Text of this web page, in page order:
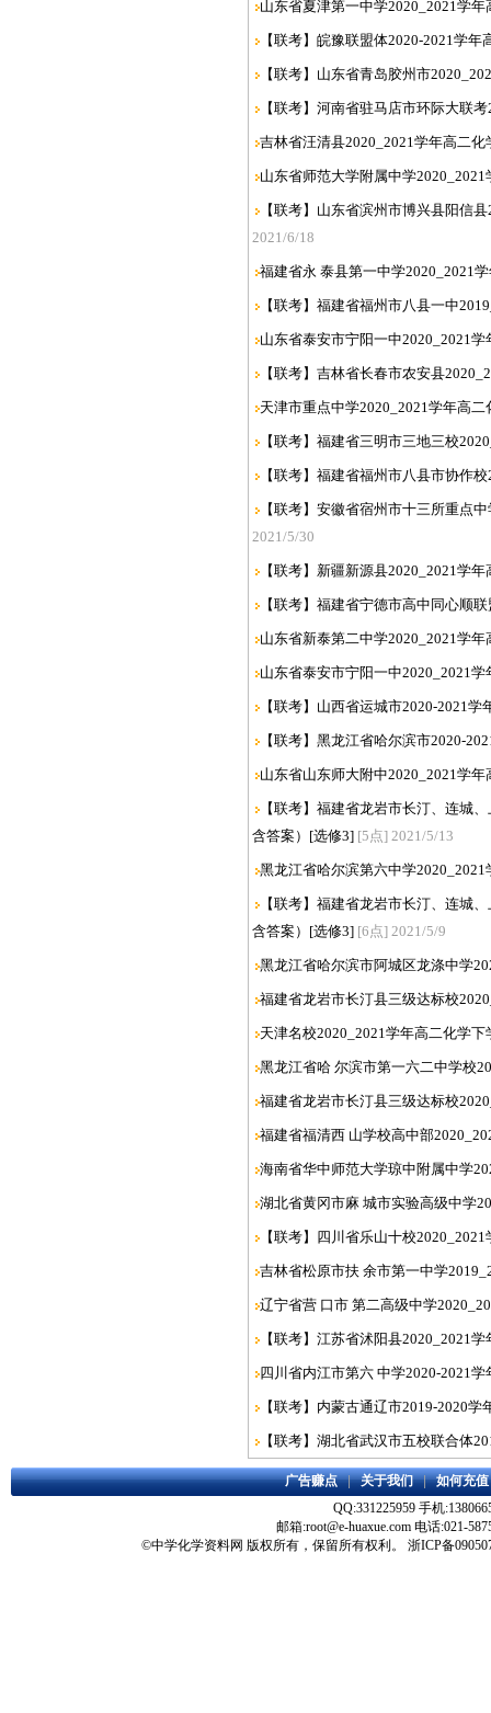
山东省夏津第一中学2020_2021学
【联考】皖豫联盟体2020-2021学
【联考】山东省青岛胶州市
【联考】河南省驻马店市环际大联
吉林省汪清县2020_2021学年高二
山东省师范大学附属中学
【联考】山东省滨州市博兴县阳信
2021/6/18
福建省永 泰县第一中学2020_2021
【联考】福建省福州市八县一中
山东省泰安市宁阳一中2020_2021
【联考】吉林省长春市农安县
天津市重点中学2020_2021学年高
【联考】福建省三明市三地三校
【联考】福建省福州市八县市协作
【联考】安徽省宿州市十三所重点
2021/5/30
【联考】新疆新源县2020_2021学
【联考】福建省宁德市高中同心顺
山东省新泰第二中学2020_2021学
山东省泰安市宁阳一中2020_2021
【联考】山西省运城市2020-2021
【联考】黑龙江省哈尔滨市2020-
山东省山东师大附中2020_2021学
【联考】福建省龙岩市长汀、连城
含答案）[选修3] [5点] 2021/5/13
黑龙江省哈尔滨第六中学
【联考】福建省龙岩市长汀、连城
含答案）[选修3] [6点] 2021/5/9
黑龙江省哈尔滨市阿城区龙涤中学
福建省龙岩市长汀县三级达标校
天津名校2020_2021学年高二化学
黑龙江省哈 尔滨市第一六二中学校
福建省龙岩市长汀县三级达标校
福建省福清西 山学校高中部
海南省华中师范大学琼中附属中学
湖北省黄冈市麻 城市实验高级中学
【联考】四川省乐山十校
吉林省松原市扶 余市第一中学
辽宁省营 口市 第二高级中学
【联考】江苏省沭阳县2020_2021
四川省内江市第六 中学2020-2021
【联考】内蒙古通辽市2019-2020
【联考】湖北省武汉市五校联合体
广告赚点|关于我们|如何充值
QQ:331225959 手机
邮箱:root@e-huaxue.com 电话:021-
©中学化学资料网 版权所有，保留所有权利。 浙ICP备